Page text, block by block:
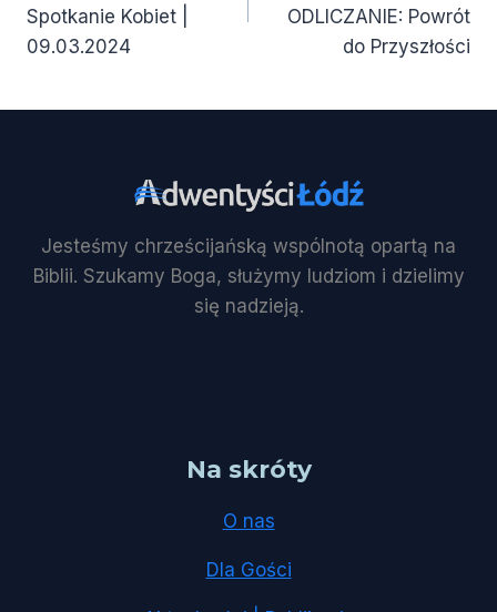
Spotkanie Kobiet |
09.03.2024
ODLICZANIE: Powrót
do Przyszłości
Jesteśmy chrześcijańską wspólnotą opartą na
Biblii. Szukamy Boga, służymy ludziom i dzielimy
się nadzieją.
Na skróty
O nas
Dla Gości